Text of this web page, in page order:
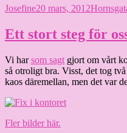
Författare
JosefinePublicerat
20 mars, 2012
Ett stort steg för
Vi harsom sagt gjort om vårt
så otroligt bra. Visst, det tog
kaos däremellan, men det var
Fler bilder här.